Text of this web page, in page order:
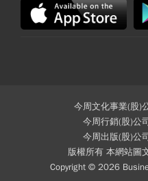
今周文化事業(股)
今周行銷(股)公
今周出版(股)公
版權所有 本網站圖
Copyright © 2026